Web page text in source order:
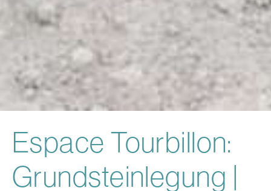
Espace Tourbillon:
Grundsteinlegung |